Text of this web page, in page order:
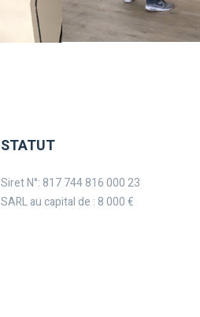
STATUT
Siret N°: 817 744 816 000 23
SARL au capital de : 8 000 €